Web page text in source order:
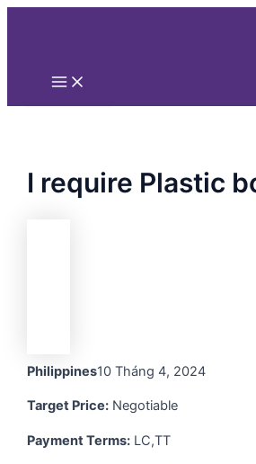
Nhảy
Main
I require Plastic
Philippines10 Tháng 4, 2024
Target Price: Negotiable
Payment Terms: LC,TT